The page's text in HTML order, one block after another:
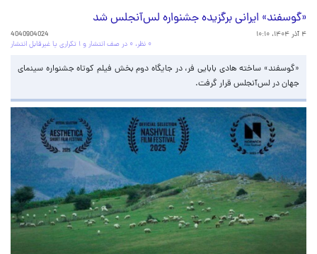
«گوسفند» ایرانی برگزیده جشنواره لس‌آنجلس شد
۴ آذر ۱۴۰۴، ۱۰:۱۰
4040904024
۰ نظر، ۰ در صف انتشار و ۱ تکراری یا غیرقابل انتشار
«گوسفند» ساخته هادی بابایی فر، در جایگاه دوم بخش فیلم کوتاه جشنواره سینمای
جهان در لس‌آنجلس قرار گرفت.